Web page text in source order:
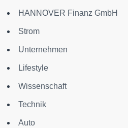
HANNOVER Finanz GmbH
Strom
Unternehmen
Lifestyle
Wissenschaft
Technik
Auto